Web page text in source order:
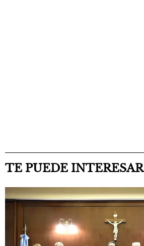
TE PUEDE INTERESAR